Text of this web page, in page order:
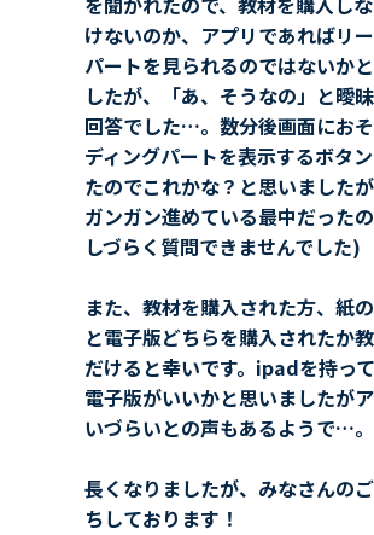
けないのか、アプリであればリ
パートを見られるのではないか
したが、「あ、そうなの」と曖
回答でした…。数分後画面にお
ディングパートを表示するボタ
たのでこれかな？と思いました
ガンガン進めている最中だった
しづらく質問できませんでした)
また、教材を購入された方、紙
と電子版どちらを購入されたか
だけると幸いです。ipadを持っ
電子版がいいかと思いましたが
いづらいとの声もあるようで…。
長くなりましたが、みなさんの
ちしております！